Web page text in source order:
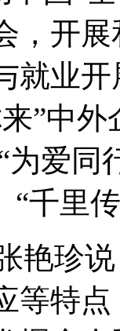
，开
就业开
”中
爱同
“千里
艳珍
等特